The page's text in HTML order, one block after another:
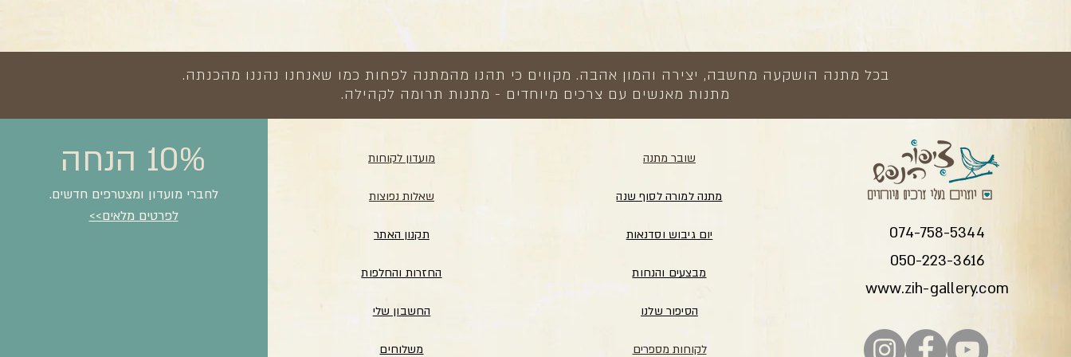
בכל מתנה הושקעה מחשבה, יצירה והמון אהבה. מקווים כי תהנו מהמתנה לפחות כמו שאנחנו נהננו מהכנתה.
מתנות מאנשים עם צרכים מיוחדים - מתנות תרומה לקהילה.
10% הנחה
לחברי מועדון ומצטרפים חדשים.
לפרטים מלאים>>
מועדון לקוחות
שאלות נפוצות
תקנון האתר
החזרות והחלפות
החשבון שלי
משלוחים
שובר מתנה
מתנה למורה לסוף שנה
יום גיבוש וסדנאות
מבצעים והנחות
הסיפור שלנו
לקוחות מספרים
074-758-5344
050-223-3616
www.zih-gallery.com